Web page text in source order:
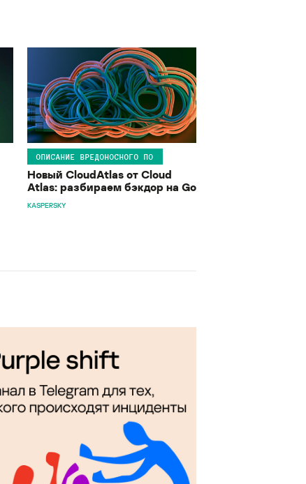
ОПИСАНИЕ ВРЕДОНОСНОГО ПО
Новый CloudAtlas от Cloud
Atlas: разбираем бэкдор на Go
KASPERSKY